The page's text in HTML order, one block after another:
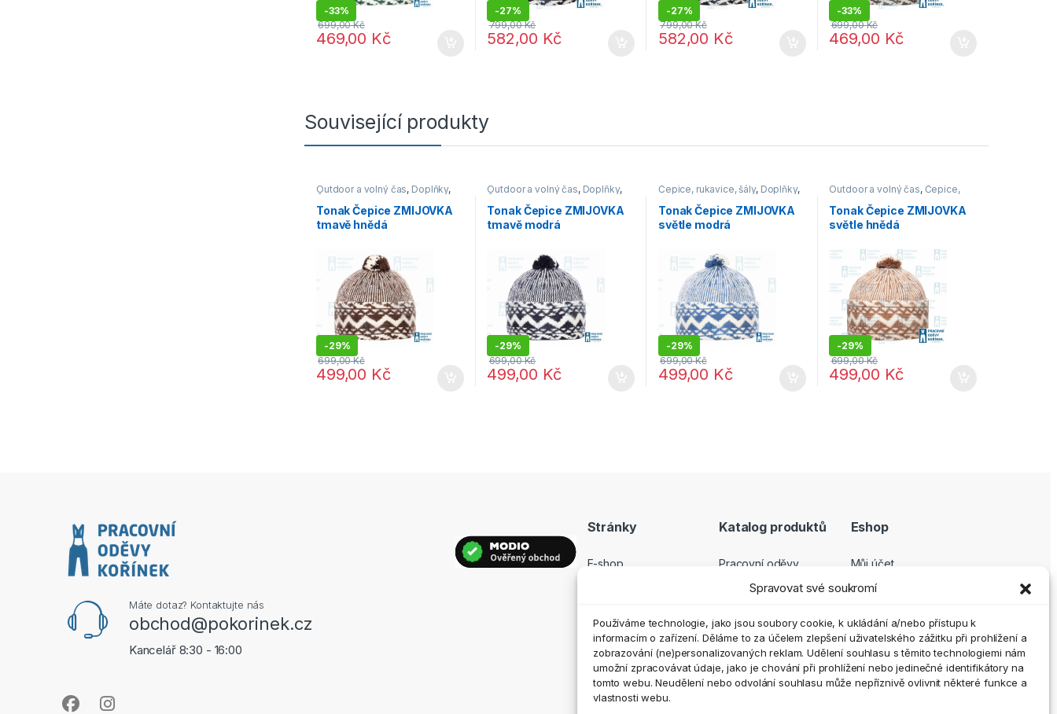
Spravovat své soukromí
Používáme technologie, jako jsou soubory cookie, k ukládání a/nebo přístupu k
informacím o zařízení. Děláme to za účelem zlepšení uživatelského zážitku při prohlížení a
zobrazování (ne)personalizovaných reklam. Udělení souhlasu s těmito technologiemi nám
umožní zpracovávat údaje, jako je chování při prohlížení nebo jedinečné identifikátory na
tomto webu. Neudělení nebo odvolání souhlasu může nepříznivě ovlivnit některé funkce a
vlastnosti webu.
-33%
469,00 Kč
699,00Kč
-27%
582,00 Kč
799,00Kč
-27%
582,00 Kč
799,00Kč
-33%
469,00 Kč
699,00Kč
Související produkty
Outdoor a volný čas, Doplňky,
Čepice, rukavice, šály
Výprodej
Tonak Čepice ZMIJOVKA
tmavě hnědá
-29%
499,00 Kč
699,00Kč
Outdoor a volný čas, Doplňky,
Čepice, rukavice, šály
Výprodej
Tonak Čepice ZMIJOVKA
tmavě modrá
-29%
499,00 Kč
699,00Kč
Čepice, rukavice, šály, Doplňky,
Outdoor a volný čas
,Výprodej
Tonak Čepice ZMIJOVKA
světle modrá
-29%
499,00 Kč
699,00Kč
Outdoor a volný čas, Čepice,
Výprodej
Tonak Čepice ZMIJOVKA
světle hnědá
-29%
499,00 Kč
699,00Kč
Máte dotaz? Kontaktujte nás
obchod@pokorinek.cz
Kancelář 8:30 - 16:00
Stránky
E-shop
Kontakt
Katalog produktů
Pracovní oděvy
Pracovní obuv
Outdoor a volný čas
Doplňky
Eshop
Můj účet
Pokladna
GDPR
Obchodní podmínky
Vrácení zboží a